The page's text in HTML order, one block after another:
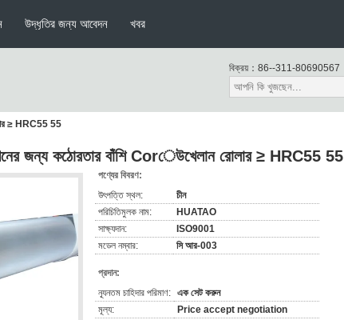
উদ্ধৃতির জন্য আবেদন খবর
বিক্রয়： 86--311-80690567
≥ HRC55 55
জন্য কঠোরতার বাঁশি Corেউখেলান রোলার ≥ HRC55 55
পণ্যের বিবরণ:
উৎপত্তি স্থল:
চীন
পরিচিতিমুলক নাম:
HUATAO
সাক্ষ্যদান:
ISO9001
মডেল নম্বার:
সি আর-003
প্রদান:
ন্যূনতম চাহিদার পরিমাণ: এক সেট করুন
মূল্য:
Price accept negotiation